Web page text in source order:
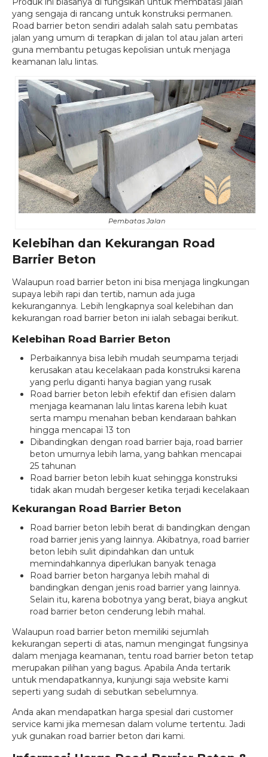
yang sengaja di rancang untuk konstruksi permanen.
Road barrier beton sendiri adalah salah satu pembatas
jalan yang umum di terapkan di jalan tol atau jalan arteri
guna membantu petugas kepolisian untuk menjaga
keamanan lalu lintas.
Pembatas Jalan
Kelebihan dan Kekurangan Road
Barrier Beton
Walaupun road barrier beton ini bisa menjaga lingkungan
supaya lebih rapi dan tertib, namun ada juga
kekurangannya. Lebih lengkapnya soal kelebihan dan
kekurangan road barrier beton ini ialah sebagai berikut.
Kelebihan Road Barrier Beton
Perbaikannya bisa lebih mudah seumpama terjadi
kerusakan atau kecelakaan pada konstruksi karena
yang perlu diganti hanya bagian yang rusak
Road barrier beton lebih efektif dan efisien dalam
menjaga keamanan lalu lintas karena lebih kuat
serta mampu menahan beban kendaraan bahkan
hingga mencapai 13 ton
Dibandingkan dengan road barrier baja, road barrier
beton umurnya lebih lama, yang bahkan mencapai
25 tahunan
Road barrier beton lebih kuat sehingga konstruksi
tidak akan mudah bergeser ketika terjadi kecelakaan
Kekurangan Road Barrier Beton
Road barrier beton lebih berat di bandingkan dengan
road barrier jenis yang lainnya. Akibatnya, road barrier
beton lebih sulit dipindahkan dan untuk
memindahkannya diperlukan banyak tenaga
Road barrier beton harganya lebih mahal di
bandingkan dengan jenis road barrier yang lainnya.
Selain itu, karena bobotnya yang berat, biaya angkut
road barrier beton cenderung lebih mahal.
Walaupun road barrier beton memiliki sejumlah
kekurangan seperti di atas, namun mengingat fungsinya
dalam menjaga keamanan, tentu road barrier beton tetap
merupakan pilihan yang bagus. Apabila Anda tertarik
untuk mendapatkannya, kunjungi saja website kami
seperti yang sudah di sebutkan sebelumnya.
Anda akan mendapatkan harga spesial dari customer
service kami jika memesan dalam volume tertentu. Jadi
yuk gunakan road barrier beton dari kami.